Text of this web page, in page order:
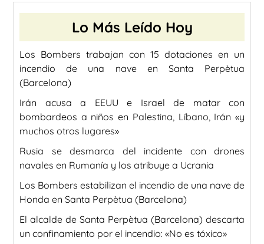
Lo Más Leído Hoy
Los Bombers trabajan con 15 dotaciones en un
incendio de una nave en Santa Perpètua
(Barcelona)
Irán acusa a EEUU e Israel de matar con
bombardeos a niños en Palestina, Líbano, Irán «y
muchos otros lugares»
Rusia se desmarca del incidente con drones
navales en Rumanía y los atribuye a Ucrania
Los Bombers estabilizan el incendio de una nave de
Honda en Santa Perpètua (Barcelona)
El alcalde de Santa Perpètua (Barcelona) descarta
un confinamiento por el incendio: «No es tóxico»